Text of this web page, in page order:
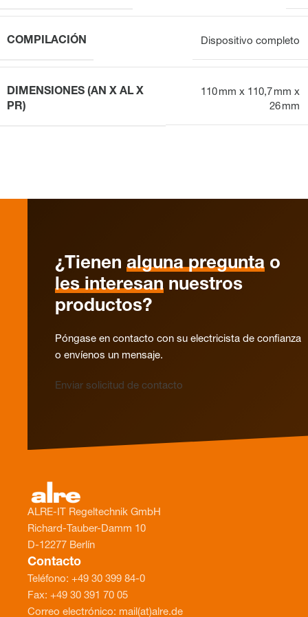
COMPILACIÓN Dispositivo completo
DIMENSIONES (AN X AL X
PR)
110 mm x 110,7 mm x
26 mm
¿Tienen alguna pregunta o
les interesan nuestros
productos?
Póngase en contacto con su electricista de confianza
o envíenos un mensaje.
Enviar solicitud de contacto
ALRE-IT Regeltechnik GmbH
Richard-Tauber-Damm 10
D-12277 Berlín
Contacto
Teléfono: +49 30 399 84-0
Fax: +49 30 391 70 05
Correo electrónico: mail(at)alre.de